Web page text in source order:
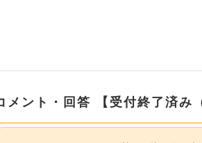
メント・回答 【受付終了済み